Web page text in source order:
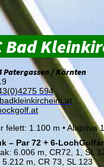
Bad
Patergassen / Kärnten
594
felett: 1.100 m • Alapítva
– Par 72 + 6-
6.006 m, CR72, 1, SL
5.212 m, CR 73, SL 123